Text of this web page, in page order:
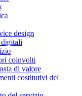
design
coinvolti
di valore
costitutivi del